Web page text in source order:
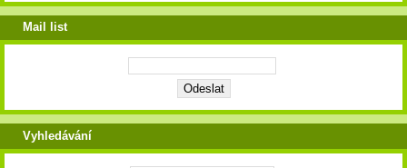
Mail list
Vyhledávání